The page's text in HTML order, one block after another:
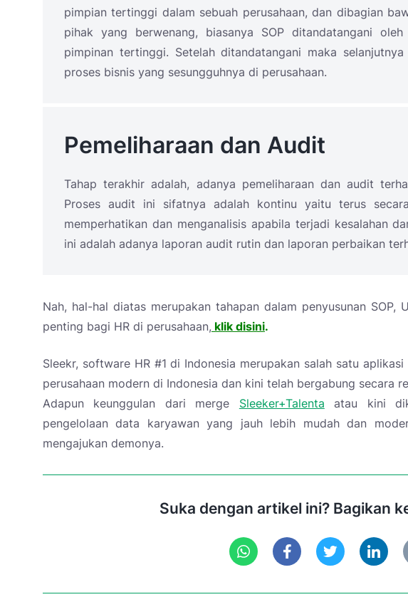
pimpian tertinggi dalam sebuah perusahaan, dan dibagian
pihak yang berwenang, biasanya SOP ditandatangani
pimpinan tertinggi. Setelah ditandatangani maka
proses bisnis yang sesungguhnya di perusahaan.
Pemeliharaan dan Audit
Tahap terakhir adalah, adanya pemeliharaan dan audit
Proses audit ini sifatnya adalah kontinu yaitu terus
memperhatikan dan menganalisis apabila terjadi kesalahan
ini adalah adanya laporan audit rutin dan laporan perbaikan
Nah, hal-hal diatas merupakan tahapan dalam penyusunan SOP,
penting bagi HR di perusahaan, klik disini.
Sleekr, software HR #1 di Indonesia merupakan salah satu
perusahaan modern di Indonesia dan kini telah bergabung secara
Adapun keunggulan dari merge Sleeker+Talenta atau kini
pengelolaan data karyawan yang jauh lebih mudah dan
mengajukan demonya.
Suka dengan artikel ini? Bagikan